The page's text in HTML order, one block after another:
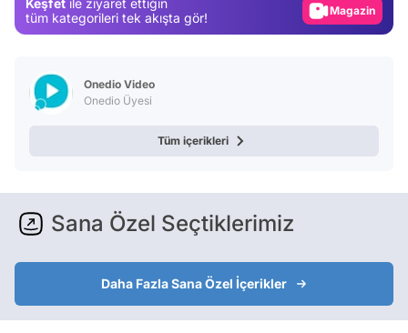
tüm kategorileri tek akışta gör!
Magazin
Onedio Video
Onedio Üyesi
Tüm içerikleri
Sana Özel Seçtiklerimiz
Daha Fazla Sana Özel İçerikler